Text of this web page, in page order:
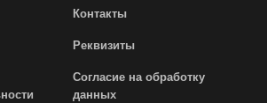
Контакты
Реквизиты
Согласие на обработку
данных